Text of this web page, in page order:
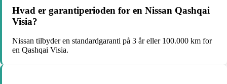
Hvad er garantiperioden for en Nissan Qashqai
Visia?
Nissan tilbyder en standardgaranti på 3 år eller 100.000 km for
en Qashqai Visia.